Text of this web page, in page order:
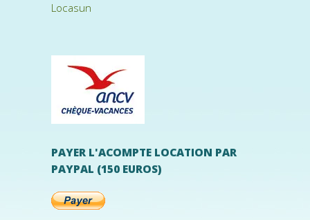
Locasun
PAYER L'ACOMPTE LOCATION PAR
PAYPAL (150 EUROS)